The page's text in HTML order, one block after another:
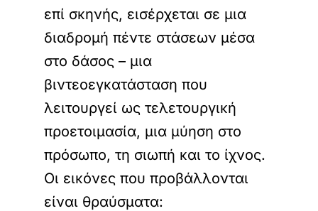
επί σκηνής, εισέρχεται σε μια
διαδρομή πέντε στάσεων μέσα
στο δάσος – μια
βιντεοεγκατάσταση που
λειτουργεί ως τελετουργική
προετοιμασία, μια μύηση στο
πρόσωπο, τη σιωπή και το ίχνος.
Οι εικόνες που προβάλλονται
είναι θραύσματα: